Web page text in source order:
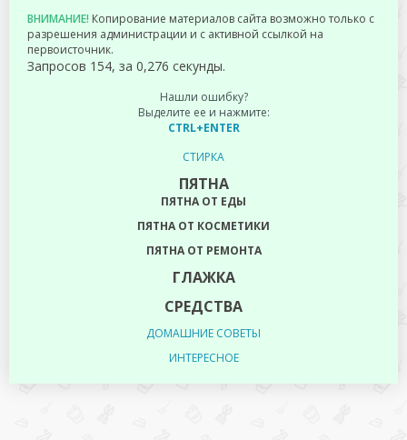
ВНИМАНИЕ! Копирование материалов сайта возможно только с
разрешения администрации и с активной ссылкой на
первоисточник.
Запросов 154, за 0,276 секунды.
Нашли ошибку?
Выделите ее и нажмите:
CTRL+ENTER
СТИРКА
ПЯТНА
ПЯТНА ОТ ЕДЫ
ПЯТНА ОТ КОСМЕТИКИ
ПЯТНА ОТ РЕМОНТА
ГЛАЖКА
СРЕДСТВА
ДОМАШНИЕ СОВЕТЫ
ИНТЕРЕСНОЕ